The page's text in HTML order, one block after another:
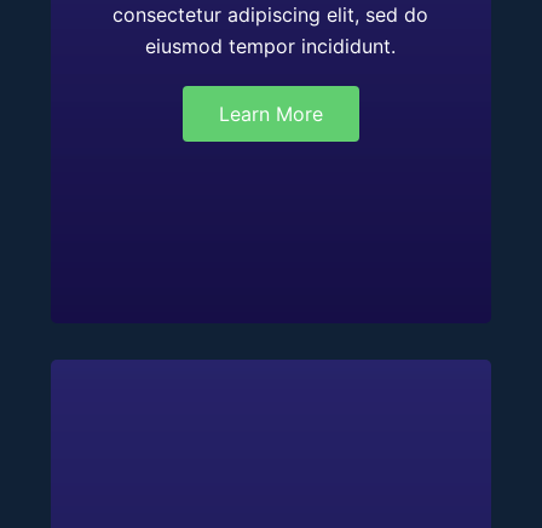
consectetur adipiscing elit, sed do
eiusmod tempor incididunt.
Learn More